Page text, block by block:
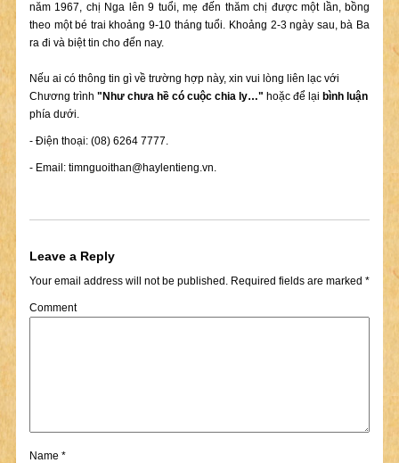
năm 1967, chị Nga lên 9 tuổi, mẹ đến thăm chị được một lần, bồng
theo một bé trai khoảng 9-10 tháng tuổi. Khoảng 2-3 ngày sau, bà Ba
ra đi và biệt tin cho đến nay.
Nếu ai có thông tin gì về trường hợp này, xin vui lòng liên lạc với
Chương trình "Như chưa hề có cuộc chia ly…" hoặc để lại bình luận
phía dưới.
- Điện thoại: (08) 6264 7777.
- Email: timnguoithan@haylentieng.vn.
Leave a Reply
Your email address will not be published.Required fields are marked *
Comment
Name *